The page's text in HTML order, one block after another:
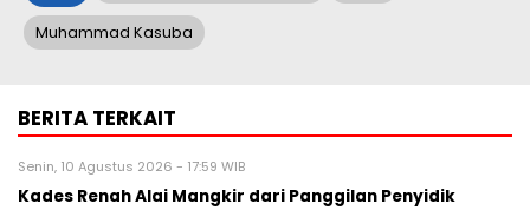
Muhammad Kasuba
BERITA TERKAIT
Senin, 10 Agustus 2026 - 17:59 WIB
Kades Renah Alai Mangkir dari Panggilan Penyidik